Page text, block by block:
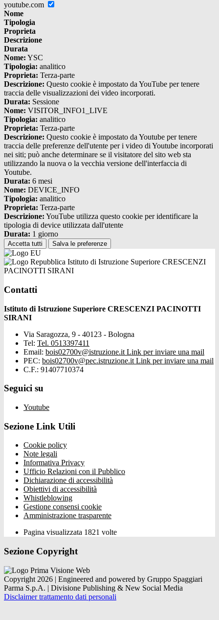
youtube.com
Nome
Tipologia
Proprieta
Descrizione
Durata
Nome: YSC
Tipologia: analitico
Proprieta: Terza-parte
Descrizione: Questo cookie è impostato da YouTube per tenere
traccia delle visualizzazioni dei video incorporati.
Durata: Sessione
Nome: VISITOR_INFO1_LIVE
Tipologia: analitico
Proprieta: Terza-parte
Descrizione: Questo cookie è impostato da Youtube per tenere
traccia delle preferenze dell'utente per i video di Youtube incorporati
nei siti; può anche determinare se il visitatore del sito web sta
utilizzando la nuova o la vecchia versione dell'interfaccia di
Youtube.
Durata: 6 mesi
Nome: DEVICE_INFO
Tipologia: analitico
Proprieta: Terza-parte
Descrizione: YouTube utilizza questo cookie per identificare la
tipologia di device utilizzata dall'utente
Durata: 1 giorno
Accetta tutti Salva le preferenze
Istituto di Istruzione Superiore CRESCENZI
PACINOTTI SIRANI
Contatti
Istituto di Istruzione Superiore CRESCENZI PACINOTTI
SIRANI
Via Saragozza, 9 - 40123 - Bologna
Tel: Tel. 0513397411
Email: bois02700v@istruzione.it Link per inviare una mail
PEC: bois02700v@pec.istruzione.it Link per inviare una mail
C.F.: 91407710374
Seguici su
Youtube
Sezione Link Utili
Cookie policy
Note legali
Informativa Privacy
Ufficio Relazioni con il Pubblico
Dichiarazione di accessibilità
Obiettivi di accessibilità
Whistleblowing
Gestione consensi cookie
Amministrazione trasparente
Pagina visualizzata 1821 volte
Sezione Copyright
Copyright 2026 | Engineered and powered by Gruppo Spaggiari
Parma S.p.A. | Divisione Publishing & New Social Media
Disclaimer trattamento dati personali